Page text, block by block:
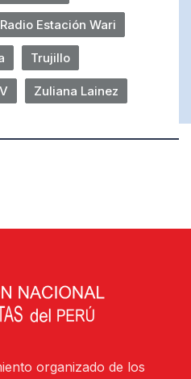
Radio Estación Wari
Trujillo
Zuliana Lainez
organizado de los